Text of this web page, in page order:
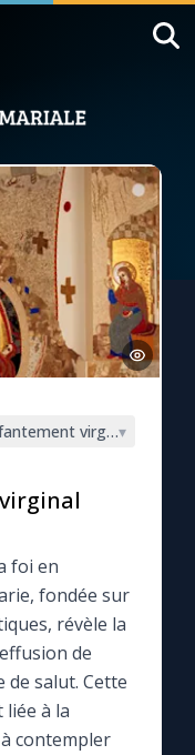
virginal
▾
foi en
fondée sur
révèle la
de
de salut. Cette
à la
contempler